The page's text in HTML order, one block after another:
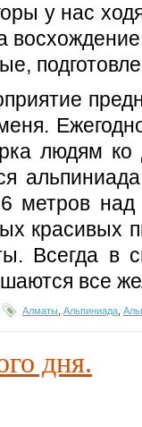
у нас
людям
метров
красивых
Всегда в
все
Алматы Альпиниада
дня.